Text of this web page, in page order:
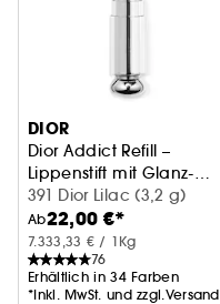
DIOR
Dior Addict Refill –
Lippenstift mit Glanz-
Finish Refill
391 Dior Lilac (3,2 g)
Ab22,00 €*
7.333,33 € / 1Kg
76
Erhältlich in 34 Farben
*Inkl. MwSt. und zzgl.Versand